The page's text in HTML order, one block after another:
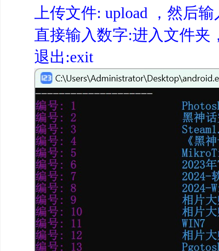
上传文件: upload ，然后
直接输入数字:进入文件夹
退出:exit